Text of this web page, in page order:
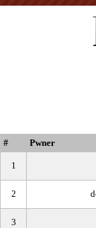
# Pwner
1
2
3